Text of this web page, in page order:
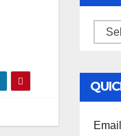
महिने
अनुसार
पढ़ें